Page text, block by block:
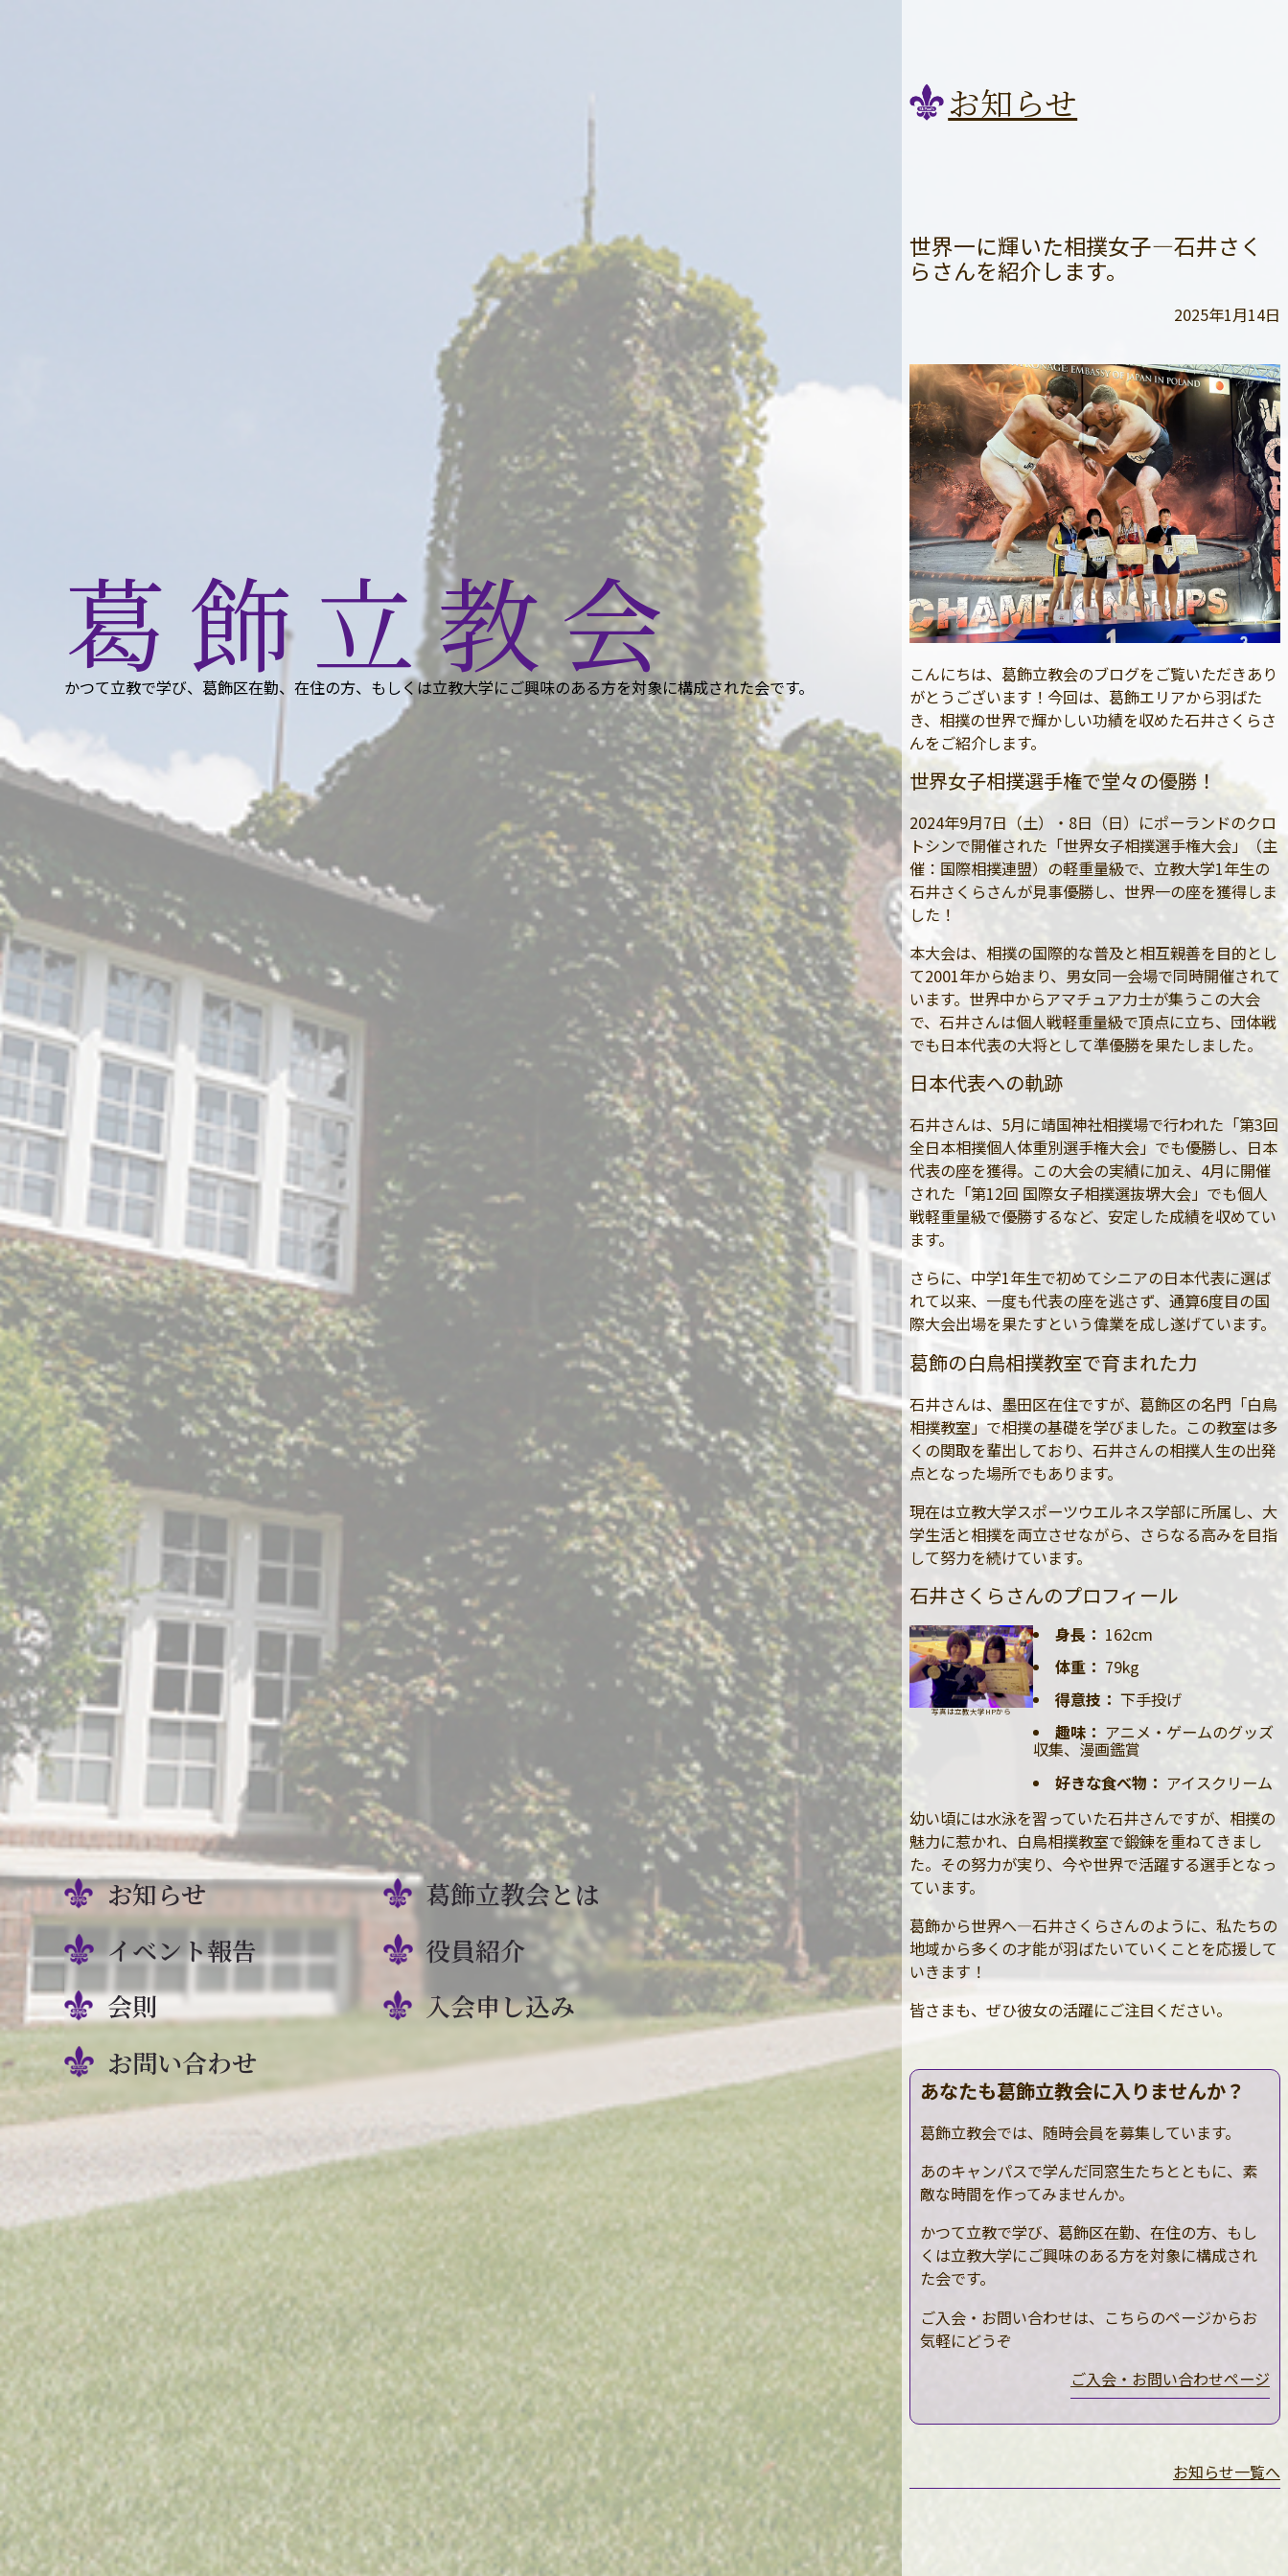
葛飾立教会
かつて立教で学び、葛飾区在勤、在住の方、もしくは立教大学にご興味のある方を対象に構成された会です。
お知らせ
葛飾立教会とは
イベント報告
役員紹介
会則
入会申し込み
お問い合わせ
お知らせ
世界一に輝いた相撲女子—石井さく
らさんを紹介します。
2025年1月14日
こんにちは、葛飾立教会のブログをご覧いただきあり
がとうございます！今回は、葛飾エリアから羽ばた
き、相撲の世界で輝かしい功績を収めた石井さくらさ
んをご紹介します。
世界女子相撲選手権で堂々の優勝！
2024年9月7日（土）・8日（日）にポーランドのクロ
トシンで開催された「世界女子相撲選手権大会」（主
催：国際相撲連盟）の軽重量級で、立教大学1年生の
石井さくらさんが見事優勝し、世界一の座を獲得しま
した！
本大会は、相撲の国際的な普及と相互親善を目的とし
て2001年から始まり、男女同一会場で同時開催されて
います。世界中からアマチュア力士が集うこの大会
で、石井さんは個人戦軽重量級で頂点に立ち、団体戦
でも日本代表の大将として準優勝を果たしました。
日本代表への軌跡
石井さんは、5月に靖国神社相撲場で行われた「第3回
全日本相撲個人体重別選手権大会」でも優勝し、日本
代表の座を獲得。この大会の実績に加え、4月に開催
された「第12回 国際女子相撲選抜堺大会」でも個人
戦軽重量級で優勝するなど、安定した成績を収めてい
ます。
さらに、中学1年生で初めてシニアの日本代表に選ば
れて以来、一度も代表の座を逃さず、通算6度目の国
際大会出場を果たすという偉業を成し遂げています。
葛飾の白鳥相撲教室で育まれた力
石井さんは、墨田区在住ですが、葛飾区の名門「白鳥
相撲教室」で相撲の基礎を学びました。この教室は多
くの関取を輩出しており、石井さんの相撲人生の出発
点となった場所でもあります。
現在は立教大学スポーツウエルネス学部に所属し、大
学生活と相撲を両立させながら、さらなる高みを目指
して努力を続けています。
石井さくらさんのプロフィール
写真は立教大学HPから
身長： 162cm
体重： 79kg
得意技： 下手投げ
趣味： アニメ・ゲームのグッズ
収集、漫画鑑賞
好きな食べ物： アイスクリーム
幼い頃には水泳を習っていた石井さんですが、相撲の
魅力に惹かれ、白鳥相撲教室で鍛錬を重ねてきまし
た。その努力が実り、今や世界で活躍する選手となっ
ています。
葛飾から世界へ—石井さくらさんのように、私たちの
地域から多くの才能が羽ばたいていくことを応援して
いきます！
皆さまも、ぜひ彼女の活躍にご注目ください。
あなたも葛飾立教会に入りませんか？
葛飾立教会では、随時会員を募集しています。
あのキャンパスで学んだ同窓生たちとともに、素
敵な時間を作ってみませんか。
かつて立教で学び、葛飾区在勤、在住の方、もし
くは立教大学にご興味のある方を対象に構成され
た会です。
ご入会・お問い合わせは、こちらのページからお
気軽にどうぞ
ご入会・お問い合わせページ
お知らせ一覧へ